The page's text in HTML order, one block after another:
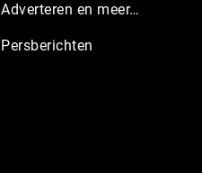
Adverteren en meer…
Persberichten